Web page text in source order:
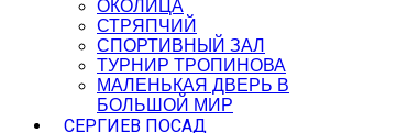
ОКОЛИЦА
СТРЯПЧИЙ
СПОРТИВНЫЙ ЗАЛ
ТУРНИР ТРОПИНОВА
МАЛЕНЬКАЯ ДВЕРЬ В
БОЛЬШОЙ МИР
СЕРГИЕВ ПОСАД